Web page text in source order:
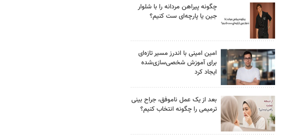
چگونه پیراهن مردانه را با شلوار
جین یا پارچه‌ای ست کنیم؟
امین امینی با اندرز مسیر تازه‌ای
برای آموزش شخصی‌سازی‌شده
ایجاد کرد
بعد از یک عمل ناموفق، جراح بینی
ترمیمی را چگونه انتخاب کنیم؟